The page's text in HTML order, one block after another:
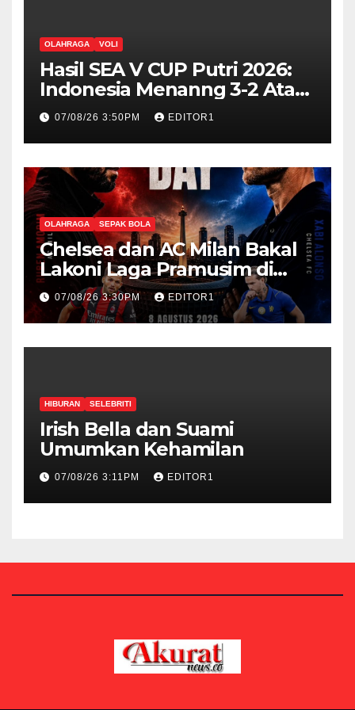
OLAHRAGA VOLI
Hasil SEA V CUP Putri 2026:
Indonesia Menanng 3-2 Atas
Vietnam
07/08/26 3:50PM EDITOR1
OLAHRAGA SEPAK BOLA
Chelsea dan AC Milan Bakal
Lakoni Laga Pramusim di
Stadion GBK Besok
07/08/26 3:30PM EDITOR1
HIBURAN SELEBRITI
Irish Bella dan Suami
Umumkan Kehamilan
07/08/26 3:11PM EDITOR1